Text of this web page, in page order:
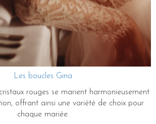
Les boucles Gina
rouges se marient harmonieusement
offrant ainsi une variété de choix pour
chaque mariée.